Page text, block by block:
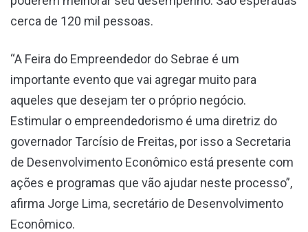
cerca de 120 mil pessoas.
“A Feira do Empreendedor do Sebrae é um
importante evento que vai agregar muito para
aqueles que desejam ter o próprio negócio.
Estimular o empreendedorismo é uma diretriz do
governador Tarcísio de Freitas, por isso a Secretaria
de Desenvolvimento Econômico está presente com
ações e programas que vão ajudar neste processo”,
afirma Jorge Lima, secretário de Desenvolvimento
Econômico.